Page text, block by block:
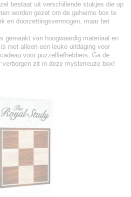
bestaat uit verschillende stukjes die op
worden gezet om de geheime box te
en doorzettingsvermogen, maar het
gemaakt van hoogwaardig materiaal en
niet alleen een leuke uitdaging voor
voor puzzelliefhebbers. Ga de
zit in deze mysterieuze box!